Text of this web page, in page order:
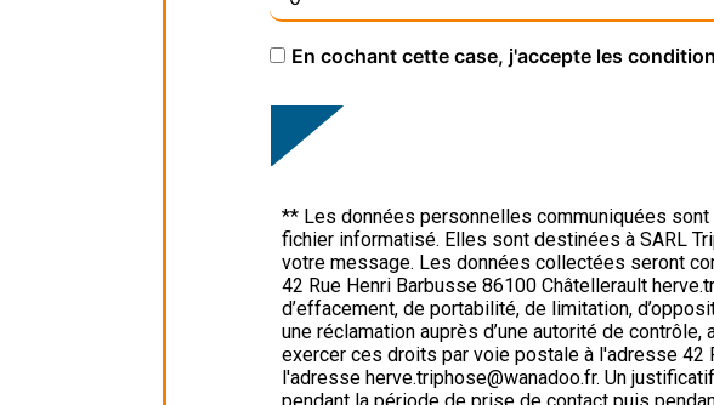
En cochant cette case, j'accepte les
** Les données personnelles communiquées
fichier informatisé. Elles sont destinées à SARL
votre message. Les données collectées seront
42 Rue Henri Barbusse 86100 Châtellerault
d’effacement, de portabilité, de limitation,
une réclamation auprès d’une autorité de
exercer ces droits par voie postale à l'adresse 42
l'adresse herve.triphose@wanadoo.fr. Un